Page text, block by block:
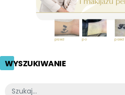
WYSZUKIWANIE